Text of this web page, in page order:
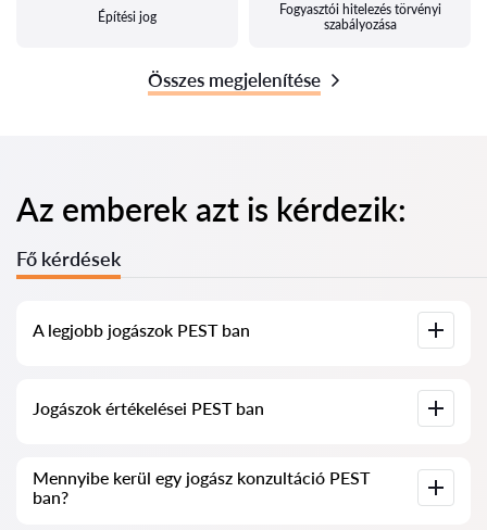
Építési jog
Fogyasztói hitelezés törvényi
szabályozása
Összes megjelenítése
Az emberek azt is kérdezik:
Fő kérdések
A legjobb jogászok PEST ban
információval. Árak, értékelések, telefonszám és cím.
Jogászok értékelései PEST ban
jogászokról, nem töröljük a negatív véleményeket, és nincs
lehetőség manipulálni azokat.
Mennyibe kerül egy jogász konzultáció PEST
ban?